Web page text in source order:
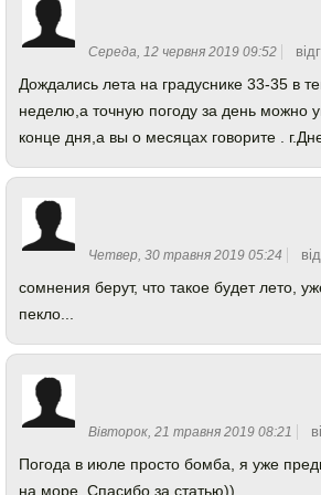
Середа, 12 червня 2019 09:52
Дождались лета на градуснике 33-35 в
неделю,а точную погоду за день можно
конце дня,а вы о месяцах говорите .
Четвер, 30 травня 2019 05:24
сомнения берут, что такое будет лето,
пекло...
Вівторок, 21 травня 2019 08:21
Погода в июле просто бомба, я уже
на море. Спасибо за статью))